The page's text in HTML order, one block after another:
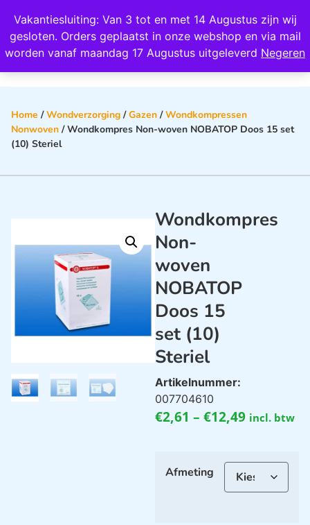
Vakantiesluiting: Van 3 tot en met 14 Augustus zijn wij
gesloten. Orders geplaatst in onze webshop en via mail
worden vanaf maandag 17 Augustus uitgeleverd Negeren
Wij scoren een 4,8 op Google
Home /Wondverzorging /Gazen /Wondkompressen
Nonwoven / Wondkompres Non-woven NOBATOP Doos 15 set
(10) Steriel
Wondkompres
Non-
woven
NOBATOP
Doos 15
set (10)
Steriel
Artikelnummer:
007704610
€2,61 – €12,49 incl. btw
Afmeting